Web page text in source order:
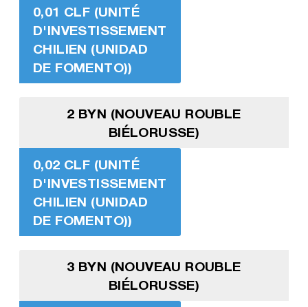
0,01 CLF (UNITÉ
D'INVESTISSEMENT
CHILIEN (UNIDAD
DE FOMENTO))
2 BYN (NOUVEAU ROUBLE
BIÉLORUSSE)
0,02 CLF (UNITÉ
D'INVESTISSEMENT
CHILIEN (UNIDAD
DE FOMENTO))
3 BYN (NOUVEAU ROUBLE
BIÉLORUSSE)